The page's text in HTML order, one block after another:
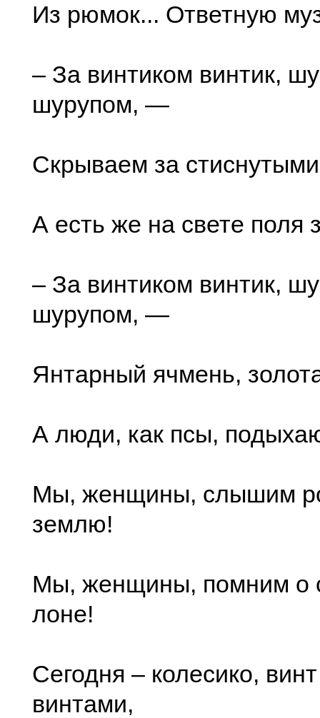
Из рюмок... Ответную
– За винтиком винтик,
шурупом, —
Скрываем за
А есть же на свете поля
– За винтиком винтик,
шурупом, —
Янтарный ячмень,
А люди, как псы,
Мы, женщины, слышим
землю!
Мы, женщины, помним о
лоне!
Сегодня – колесико,
винтами,